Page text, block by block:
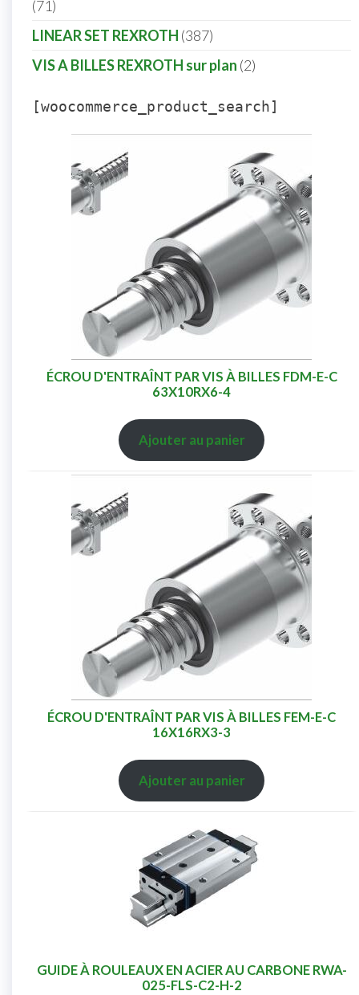
71
LINEAR SET REXROTH 387
VIS A BILLES REXROTH sur plan 2
[woocommerce_product_search]
ÉCROU D'ENTRAÎNT PAR VIS À BILLES FDM-E-C
63X10RX6-4
Ajouter au panier
ÉCROU D'ENTRAÎNT PAR VIS À BILLES FEM-E-C
16X16RX3-3
Ajouter au panier
GUIDE À ROULEAUX EN ACIER AU CARBONE RWA-
025-FLS-C2-H-2